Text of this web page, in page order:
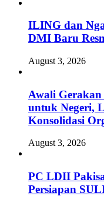
ILING dan
DMI Baru
August 3, 2026
Awali
untuk Negeri,
Konsolidasi
August 3, 2026
PC LDII
Persiapan